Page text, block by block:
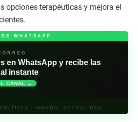
opciones terapéuticas y mejora el
WHATSAPP
en WhatsApp y recibe las
instante
CANAL →
· MUNDO· ACTUALIDAD